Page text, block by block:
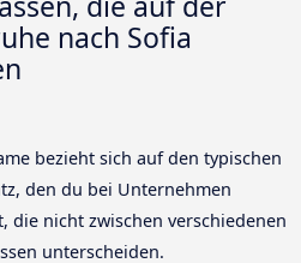
nach Sofia
bezieht sich auf den typischen
den du bei Unternehmen
die nicht zwischen verschiedenen
unterscheiden.